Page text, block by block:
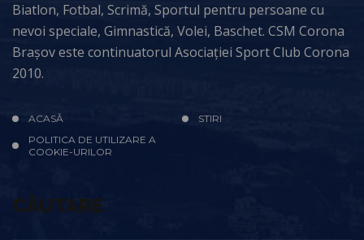
Biatlon, Fotbal, Scrimă, Sportul pentru persoane cu
nevoi speciale, Gimnastică, Volei, Baschet. CSM Corona
Brașov este continuatorul Asociației Sport Club Corona
2010.
ACASĂ
STIRI
POLITICA DE UTILIZARE A
COOKIE-URILOR
CĂUTARE